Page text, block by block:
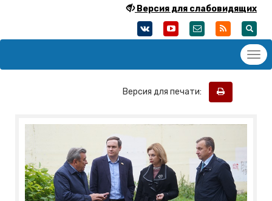
Версия для слабовидящих
Версия для печати: